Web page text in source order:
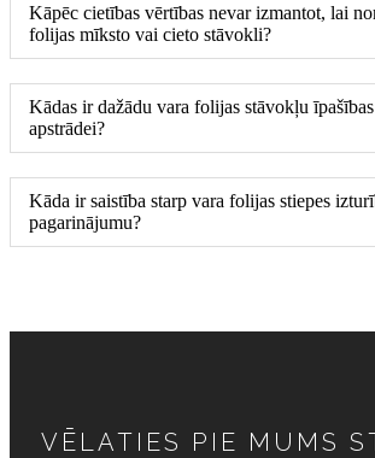
Kāpēc cietības vērtības nevar izmantot, lai
folijas mīksto vai cieto stāvokli?
Kādas ir dažādu vara folijas stāvokļu
apstrādei?
Kāda ir saistība starp vara folijas stiepes
pagarinājumu?
VĒLATIES PIE MUMS